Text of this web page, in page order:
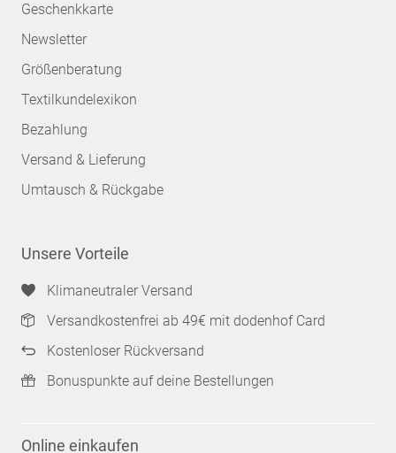
Geschenkkarte
Newsletter
Größenberatung
Textilkundelexikon
Bezahlung
Versand & Lieferung
Umtausch & Rückgabe
Unsere Vorteile
Klimaneutraler Versand
Versandkostenfrei ab 49€ mit dodenhof Card
Kostenloser Rückversand
Bonuspunkte auf deine Bestellungen
Online einkaufen